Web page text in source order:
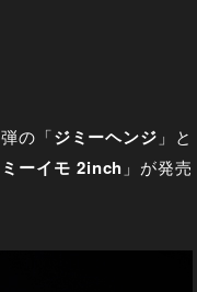
弾の「ジミーヘンジ 」と
ーイモ 2inch 」が発売